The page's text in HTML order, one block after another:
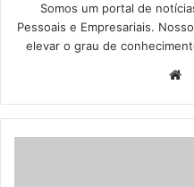
Somos um portal de
Pessoais e Empresariais.
elevar o grau de